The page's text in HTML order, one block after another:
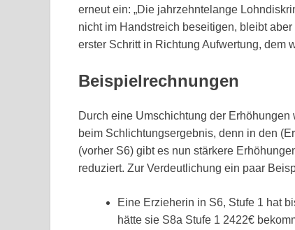
erneut ein: „Die jahrzehntelange
nicht im Handstreich beseitigen, bleibt
erster Schritt in Richtung Aufwertung, dem
Beispielrechnungen
Durch eine Umschichtung der
beim Schlichtungsergebnis, denn in den
(vorher S6) gibt es nun stärkere
reduziert. Zur Verdeutlichung ein paar
Eine Erzieherin in S6, Stufe 1 hat
hätte sie S8a Stufe 1 2422€